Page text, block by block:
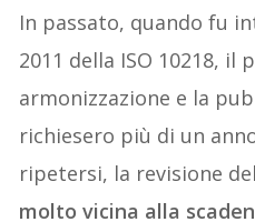
In passato, quando fu
2011 della ISO 10218, il
armonizzazione e la
richiesero più di un
ripetersi, la revisione
molto vicina alla